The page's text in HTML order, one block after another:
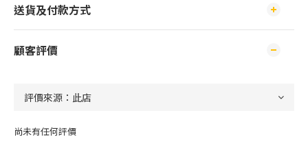
送貨及付款方式
顧客評價
尚未有任何評價